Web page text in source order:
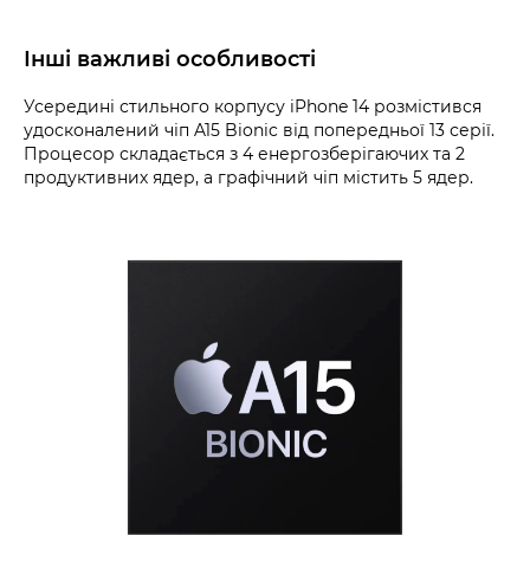
Інші важливі особливості
Усередині стильного корпусу iPhone 14 розмістився
удосконалений чіп A15 Bionic від попередньої 13 серії.
Процесор складається з 4 енергозберігаючих та 2
продуктивних ядер, а графічний чіп містить 5 ядер.